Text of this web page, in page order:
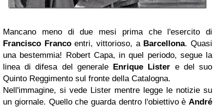
Mancano meno di due mesi prima che l'esercito di
Francisco Francoentri, vittorioso, a Barcellona. Quasi
una bestemmia! Robert Capa, in quel periodo, segue la
linea di difesa del generale Enrique Lister e del suo
Quinto Reggimento sul fronte della Catalogna.
Nell'immagine, si vede Lister mentre legge le notizie su
un giornale. Quello che guarda dentro l'obiettivo è André